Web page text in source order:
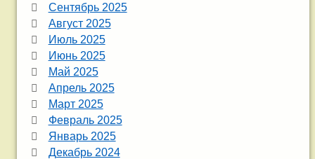
Сентябрь 2025
Август 2025
Июль 2025
Июнь 2025
Май 2025
Апрель 2025
Март 2025
Февраль 2025
Январь 2025
Декабрь 2024